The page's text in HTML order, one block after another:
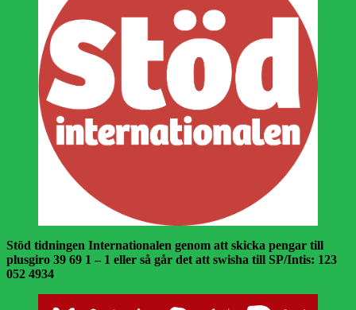
Stöd tidningen Internationalen genom att skicka pengar till
plusgiro 39 69 1 – 1 eller så går det att swisha till SP/Intis: 123
052 4934